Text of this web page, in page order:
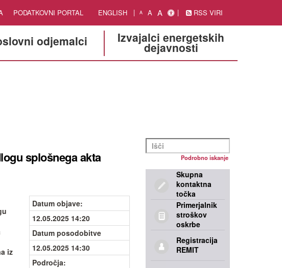
PODATKOVNI PORTAL ENGLISH A A A RSS VIRI
odjemalci Izvajalci energetskih
dejavnosti
splošnega akta
iz
Datum objave:
12.05.2025 14:20
Datum posodobitve
12.05.2025 14:30
Področja:
Podrobno iskanje
Skupna
kontaktna
točka
Primerjalnik
stroškov
oskrbe
Registracija
REMIT